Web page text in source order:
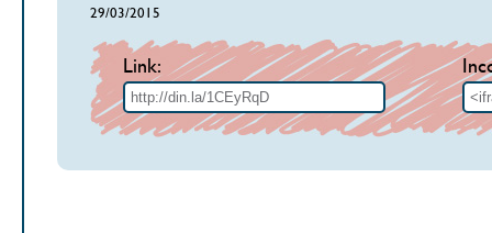
29/03/2015
Link: